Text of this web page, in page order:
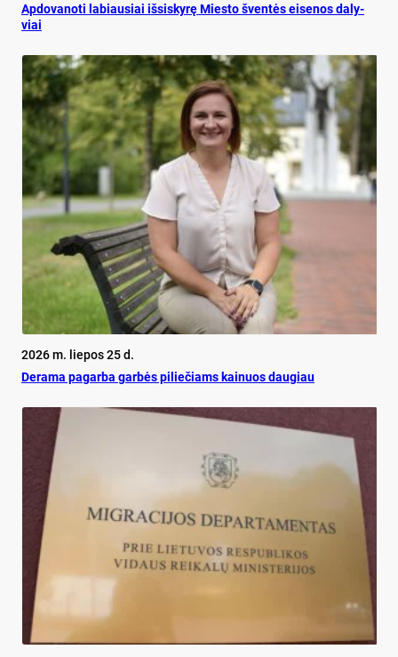
Ap­do­va­no­ti la­biau­siai iš­si­sky­rę Mies­to šven­tės ei­se­nos da­ly­
viai
2026 m. liepos 25 d.
De­ra­ma pa­gar­ba gar­bės pi­lie­čiams kai­nuos dau­giau